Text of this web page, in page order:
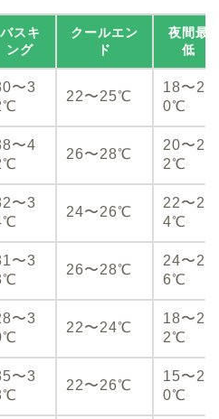
バスキ
ング
クールエン
ド
夜間最
低
〜3
22〜25℃
18〜2
0℃
〜4
26〜28℃
20〜2
2℃
〜3
24〜26℃
22〜2
4℃
〜3
26〜28℃
24〜2
6℃
〜3
22〜24℃
18〜2
2℃
〜3
22〜26℃
15〜2
0℃